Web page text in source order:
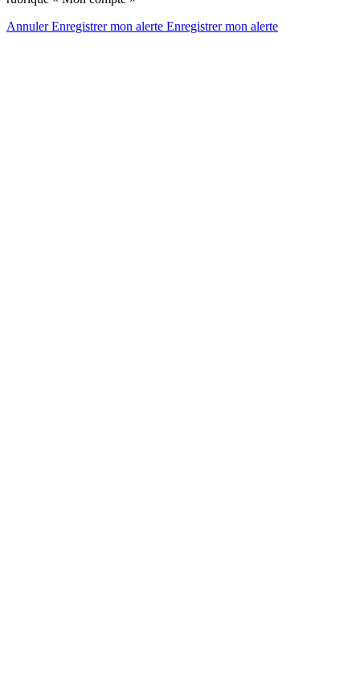
AnnulerEnregistrer mon alerte Enregistrermon alerte